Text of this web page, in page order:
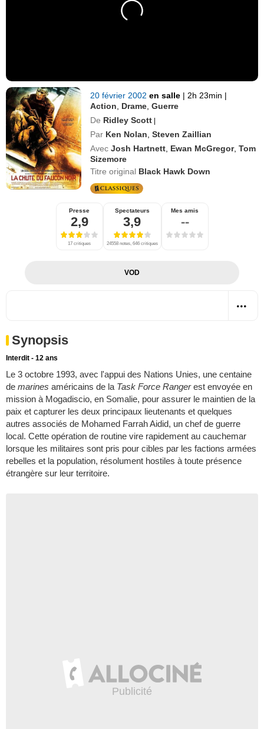
20 février 2002en salle | 2h 23min |
Action
Drame ,Guerre
De Ridley Scott |
Par Ken Nolan ,Steven Zaillian
Avec Josh Hartnett Ewan McGregor,Tom
Sizemore
Titre original Black Hawk Down
Presse
2,9
17 critiques
Spectateurs
3,9
24558 notes, 646 critiques
Mes amis
--
VOD
Synopsis
Interdit - 12 ans
Le 3 octobre 1993, avec l'appui des Nations Unies, une centaine
de marines américains de la Task Force Rangerest envoyée en
mission à Mogadiscio, en Somalie, pour assurer le maintien de la
paix et capturer les deux principaux lieutenants et quelques
autres associés de Mohamed Farrah Aidid, un chef de guerre
local. Cette opération de routine vire rapidement au cauchemar
lorsque les militaires sont pris pour cibles par les factions armées
rebelles et la population, résolument hostiles à toute présence
étrangère sur leur territoire.